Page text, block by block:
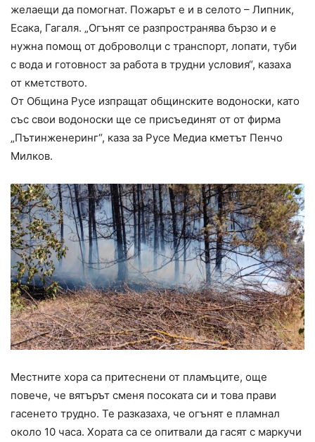
желаещи да помогнат. Пожарът е и в селото – Липник,
Есака, Гагаля. „Огънят се разпространява бързо и е
нужна помощ от доброволци с транспорт, лопати, туби
с вода и готовност за работа в трудни условия“, казаха
от кметството.
От Община Русе изпращат общинските водоноски, като
със свои водоноски ще се присъединят от от фирма
„Пътинженеринг“, каза за Русе Медиа кметът Пенчо
Милков.
Местните хора са притеснени от пламъците, още
повече, че вятърът сменя посоката си и това прави
гасенето трудно. Те разказаха, че огънят е пламнал
около 10 часа. Хората са се опитвали да гасят с маркучи